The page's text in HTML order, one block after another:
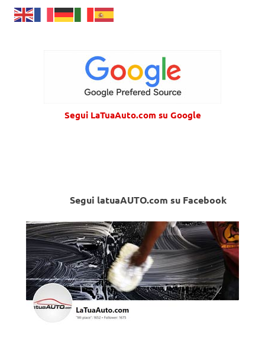
Segui LaTuaAuto.com su Google
Segui latuaAUTO.com su Facebook